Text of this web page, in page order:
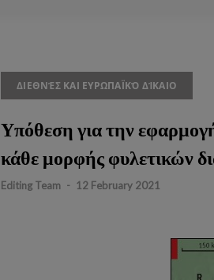
ΔΙΕΘΝΈΣ ΚΑΙ ΕΥΡΩΠΑΪΚΌ ΔΊΚΑΙΟ
Υπόθεση για την
κάθε μορφής φυλετικών
Editing Team - 12 February 2021